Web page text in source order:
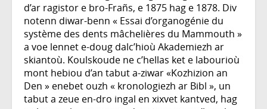
d’ar ragistor e bro-Frañs, e 1875 hag e 1878. Div
notenn diwar-benn « Essai d’organogénie du
système des dents mâchelières du Mammouth »
a voe lennet e-doug dalc’hioù Akademiezh ar
skiantoù. Koulskoude ne c’hellas ket e labourioù
mont hebiou d’an tabut a-ziwar «Kozhizion an
Den » enebet ouzh « kronologiezh ar Bibl », un
tabut a zeue en-dro ingal en xixvet kantved, hag